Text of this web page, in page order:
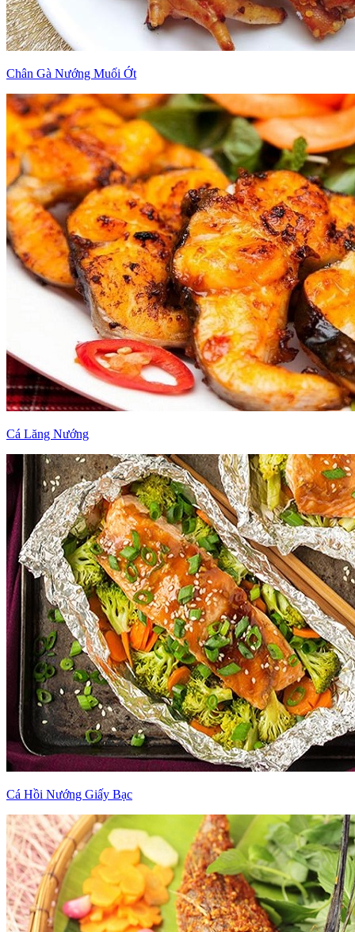
Chân Gà Nướng Muối Ớt
Cá Lăng Nướng
Cá Hồi Nướng Giấy Bạc